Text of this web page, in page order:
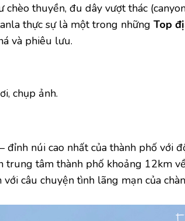
thuyền, đu dây vượt thác
thực sự là một trong những Top
và phiêu lưu.
chụp ảnh.
núi cao nhất của thành phố với
trung tâm thành phố khoảng 12km
câu chuyện tình lãng mạn của